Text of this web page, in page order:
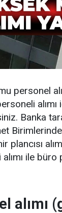
personel
Banka
plancısı
ile büro
alımı